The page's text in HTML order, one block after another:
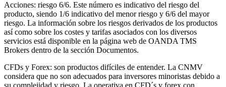
Acciones: riesgo 6/6. Este número es indicativo del riesgo del
producto, siendo 1/6 indicativo del menor riesgo y 6/6 del mayor
riesgo. La información sobre los riesgos derivados de los productos
así como sobre los costes y tarifas asociados con los diversos
servicios está disponible en la página web de OANDA TMS
Brokers dentro de la sección Documentos.
CFDs y Forex: son productos difíciles de entender. La CNMV
considera que no son adecuados para inversores minoristas debido a